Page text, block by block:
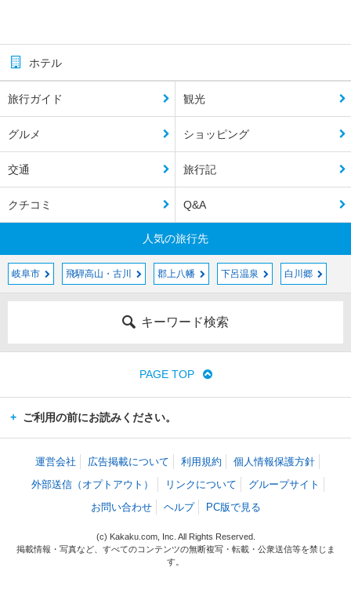
ホテル
旅行ガイド 観光
グルメ ショッピング
交通 旅行記
クチコミ Q&A
人気の旅行先
岐阜市 飛騨高山・古川 郡上八幡 下呂温泉 白川郷
キーワード検索
PAGE TOP
ご利用の前にお読みください。
運営会社 広告掲載について 利用規約
個人情報保護方針
外部送信（オプトアウト）
リンクについて
グループサイト
お問い合わせ
ヘルプ PC版で見る
(c) Kakaku.com, Inc. All Rights Reserved.
掲載情報・写真など、すべてのコンテンツの無断複写・転載・公衆送信等を禁じま
す。